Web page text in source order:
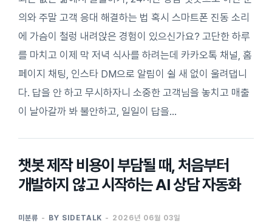
의와 주말 고객 응대 해결하는 법 혹시 스마트폰 진동 소리
에 가슴이 철렁 내려앉은 경험이 있으신가요? 고단한 하루
를 마치고 이제 막 저녁 식사를 하려는데 카카오톡 채널, 홈
페이지 채팅, 인스타 DM으로 알림이 쉴 새 없이 울려댑니
다. 답을 안 하고 무시하자니 소중한 고객님을 놓치고 매출
이 날아갈까 봐 불안하고, 일일이 답을…
챗봇 제작 비용이 부담될 때, 처음부터
개발하지 않고 시작하는 AI 상담 자동화
미분류 BY SIDETALK 2026년 06월 03일